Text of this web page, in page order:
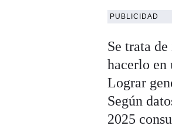
PUBLICIDAD
Se trata
hacerlo en
Lograr
Según
2025